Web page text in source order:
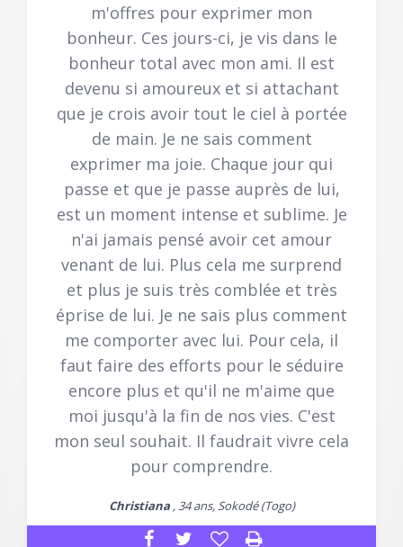
m'offres pour exprimer mon
bonheur. Ces jours-ci, je vis dans le
bonheur total avec mon ami. Il est
devenu si amoureux et si attachant
que je crois avoir tout le ciel à portée
de main. Je ne sais comment
exprimer ma joie. Chaque jour qui
passe et que je passe auprès de lui,
est un moment intense et sublime. Je
n'ai jamais pensé avoir cet amour
venant de lui. Plus cela me surprend
et plus je suis très comblée et très
éprise de lui. Je ne sais plus comment
me comporter avec lui. Pour cela, il
faut faire des efforts pour le séduire
encore plus et qu'il ne m'aime que
moi jusqu'à la fin de nos vies. C'est
mon seul souhait. Il faudrait vivre cela
pour comprendre.
Christiana, 34 ans, Sokodé (Togo)